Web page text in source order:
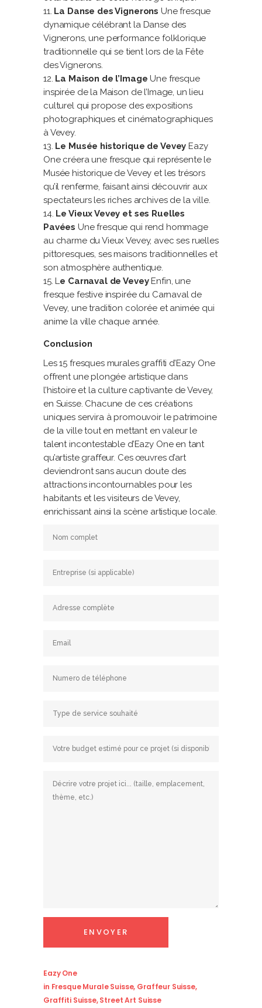
La Danse des Vignerons Une fresque
dynamique célébrant la Danse des
Vignerons, une performance folklorique
traditionnelle qui se tient lors de la Fête
des Vignerons.
La Maison de l’Image Une fresque
inspirée de la Maison de l’Image, un lieu
culturel qui propose des expositions
photographiques et cinématographiques
à Vevey.
Le Musée historique de Vevey Eazy
One créera une fresque qui représente le
Musée historique de Vevey et les trésors
qu’il renferme, faisant ainsi découvrir aux
spectateurs les riches archives de la ville.
Le Vieux Vevey et ses Ruelles
Pavées Une fresque qui rend hommage
au charme du Vieux Vevey, avec ses ruelles
pittoresques, ses maisons traditionnelles et
son atmosphère authentique.
Le Carnaval de VeveyEnfin, une
fresque festive inspirée du Carnaval de
Vevey, une tradition colorée et animée qui
anime la ville chaque année.
Conclusion
Les 15 fresques murales graffiti d’Eazy One
offrent une plongée artistique dans
l’histoire et la culture captivante de Vevey,
en Suisse. Chacune de ces créations
uniques servira à promouvoir le patrimoine
de la ville tout en mettant en valeur le
talent incontestable d’Eazy One en tant
qu’artiste graffeur. Ces œuvres d’art
deviendront sans aucun doute des
attractions incontournables pour les
habitants et les visiteurs de Vevey,
enrichissant ainsi la scène artistique locale.
Eazy One
in Fresque Murale Suisse, Graffeur Suisse,
Graffiti Suisse,Street Art Suisse